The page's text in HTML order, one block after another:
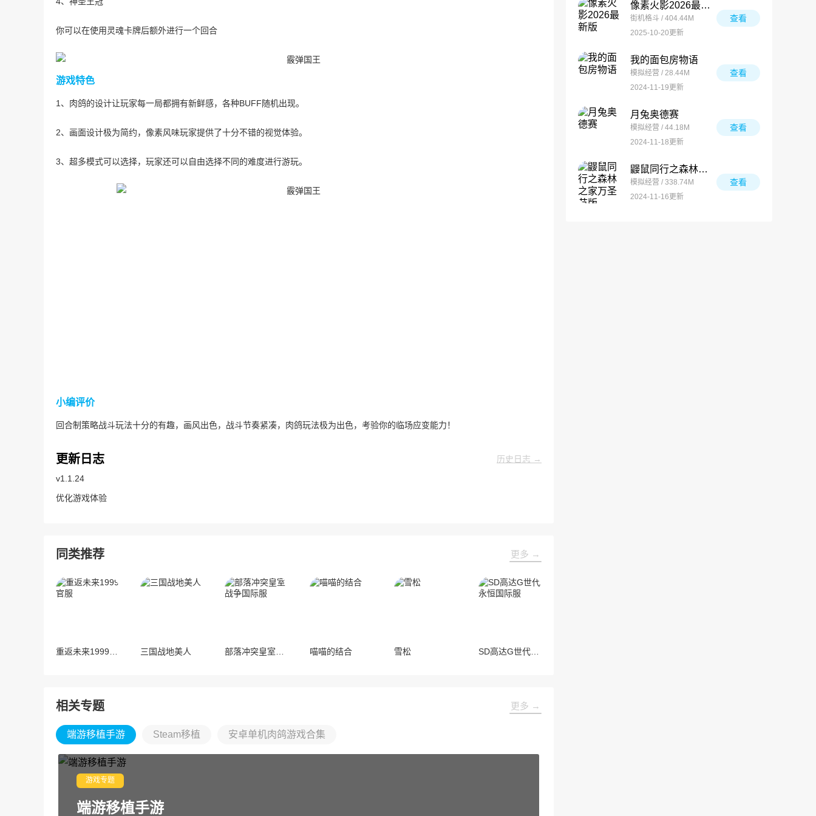
你可以在使用灵魂卡牌后额外进行一个回合
游戏特色
1、肉鸽的设计让玩家每一局都拥有新鲜感，各种BUFF随机出现。
2、画面设计极为简约，像素风味玩家提供了十分不错的视觉体验。
3、超多模式可以选择，玩家还可以自由选择不同的难度进行游玩。
小编评价
回合制策略战斗玩法十分的有趣，画风出色，战斗节奏紧凑，肉鸽玩法极为出色，考验你的临场应变能力！
更新日志
历史日志 →
v1.1.24
优化游戏体验
同类推荐 更多 →
三国战地美人 喵喵的结合 雪松 SD高达G世代永恒国际服
相关专题 更多 →
端游移植手游 Steam移植 安卓单机肉鸽游戏合集
游戏专题
端游移植手游
像素火影2026最新版
街机格斗 / 404.44M
2025-10-20更新
查看
我的面包房物语
模拟经营 / 28.44M
2024-11-19更新
查看
月兔奥德赛
模拟经营 / 44.18M
2024-11-18更新
查看
鼹鼠同行之森林之家万圣节版
模拟经营 / 338.74M
2024-11-16更新
查看